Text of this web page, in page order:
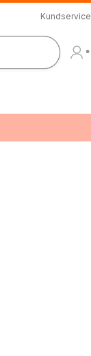
Kundservice